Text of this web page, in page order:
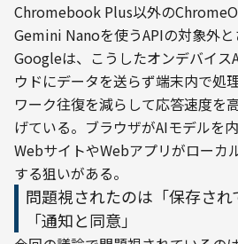
Chromebook Plus以外の
Gemini Nanoを使うAPIの対象外と
Googleは、こうしたオンデバイス
ウドにデータを送らず端末内で処
ワーク往復を減らして応答速度を
げている。ブラウザがAIモデルを
WebサイトやWebアプリがローカ
する狙いがある。
問題視されたのは「保存され
「通知と同意」